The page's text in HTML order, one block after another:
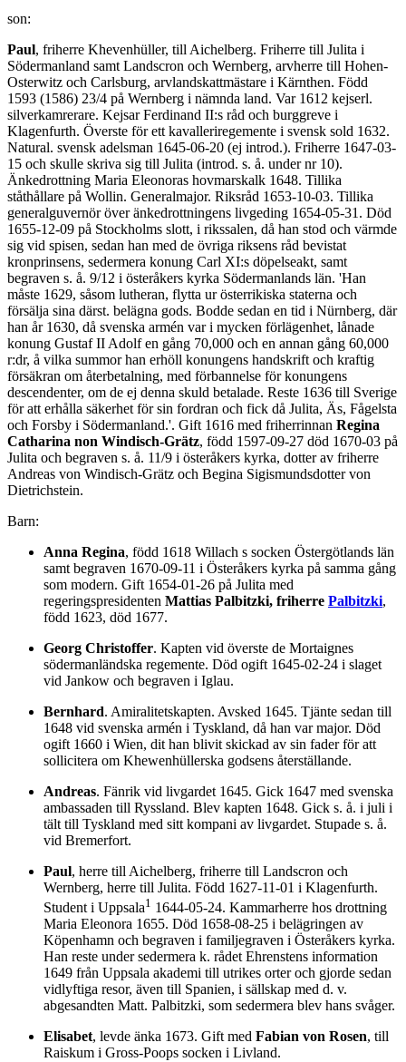
son:
Paul, friherre Khevenhüller, till Aichelberg. Friherre till Julita i
Södermanland samt Landscron och Wernberg, arvherre till Hohen-
Osterwitz och Carlsburg, arvlandskattmästare i Kärnthen. Född
1593 (1586) 23/4 på Wernberg i nämnda land. Var 1612 kejserl.
silverkamrerare. Kejsar Ferdinand II:s råd och burggreve i
Klagenfurth. Överste för ett kavalleriregemente i svensk sold 1632.
Natural. svensk adelsman 1645-06-20 (ej introd.). Friherre 1647-03-
15 och skulle skriva sig till Julita (introd. s. å. under nr 10).
Änkedrottning Maria Eleonoras hovmarskalk 1648. Tillika
ståthållare på Wollin. Generalmajor. Riksråd 1653-10-03. Tillika
generalguvernör över änkedrottningens livgeding 1654-05-31. Död
1655-12-09 på Stockholms slott, i rikssalen, då han stod och värmde
sig vid spisen, sedan han med de övriga riksens råd bevistat
kronprinsens, sedermera konung Carl XI:s döpelseakt, samt
begraven s. å. 9/12 i österåkers kyrka Södermanlands län. 'Han
måste 1629, såsom lutheran, flytta ur österrikiska staterna och
försälja sina därst. belägna gods. Bodde sedan en tid i Nürnberg, där
han år 1630, då svenska armén var i mycken förlägenhet, lånade
konung Gustaf II Adolf en gång 70,000 och en annan gång 60,000
r:dr, å vilka summor han erhöll konungens handskrift och kraftig
försäkran om återbetalning, med förbannelse för konungens
descendenter, om de ej denna skuld betalade. Reste 1636 till Sverige
för att erhålla säkerhet för sin fordran och fick då Julita, Äs, Fågelsta
och Forsby i Södermanland.'. Gift 1616 med friherrinnan Regina
Catharina non Windisch-Grätz, född 1597-09-27 död 1670-03 på
Julita och begraven s. å. 11/9 i österåkers kyrka, dotter av friherre
Andreas von Windisch-Grätz och Begina Sigismundsdotter von
Dietrichstein.
Barn:
Anna Regina, född 1618 Willach s socken Östergötlands län
samt begraven 1670-09-11 i Österåkers kyrka på samma gång
som modern. Gift 1654-01-26 på Julita med
regeringspresidenten Mattias Palbitzki, friherre Palbitzki,
född 1623, död 1677.
Georg Christoffer. Kapten vid överste de Mortaignes
södermanländska regemente. Död ogift 1645-02-24 i slaget
vid Jankow och begraven i Iglau.
Bernhard. Amiralitetskapten. Avsked 1645. Tjänte sedan till
1648 vid svenska armén i Tyskland, då han var major. Död
ogift 1660 i Wien, dit han blivit skickad av sin fader för att
sollicitera om Khewenhüllerska godsens återställande.
Andreas. Fänrik vid livgardet 1645. Gick 1647 med svenska
ambassaden till Ryssland. Blev kapten 1648. Gick s. å. i juli i
tält till Tyskland med sitt kompani av livgardet. Stupade s. å.
vid Bremerfort.
Paul, herre till Aichelberg, friherre till Landscron och
Wernberg, herre till Julita. Född 1627-11-01 i Klagenfurth.
Student i Uppsala1 1644-05-24. Kammarherre hos drottning
Maria Eleonora 1655. Död 1658-08-25 i belägringen av
Köpenhamn och begraven i familjegraven i Österåkers kyrka.
Han reste under sedermera k. rådet Ehrenstens information
1649 från Uppsala akademi till utrikes orter och gjorde sedan
vidlyftiga resor, även till Spanien, i sällskap med d. v.
abgesandten Matt. Palbitzki, som sedermera blev hans svåger.
Elisabet, levde änka 1673. Gift med Fabian von Rosen, till
Raiskum i Gross-Poops socken i Livland.